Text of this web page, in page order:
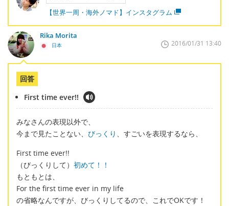
【世界一周・海外ノマド】インスタグラム
Rika Morita
日本 2016/01/31 13:40
回答
First time ever!!
みなさんの表現以外で、
今まで見たことない、 びっくり 、すごいを表現するなら、
First time ever!!
（びっくりして） 初めて！！
もともとは、
For the first time ever in my life
の省略なんですが、びっくりしてるので、これでOKです！